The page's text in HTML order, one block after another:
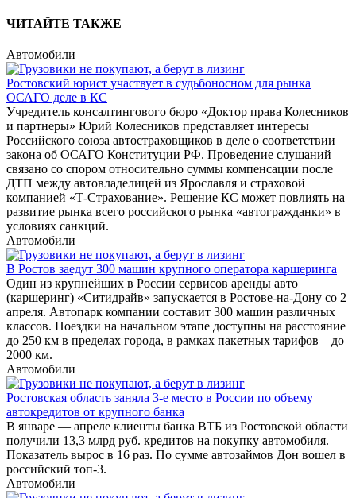
ЧИТАЙТЕ ТАКЖЕ
Автомобили
Ростовский юрист участвует в судьбоносном для рынка
ОСАГО деле в КС
Учредитель консалтингового бюро «Доктор права Колесников
и партнеры» Юрий Колесников представляет интересы
Российского союза автостраховщиков в деле о соответствии
закона об ОСАГО Конституции РФ. Проведение слушаний
связано со спором относительно суммы компенсации после
ДТП между автовладелицей из Ярославля и страховой
компанией «Т-Страхование». Решение КС может повлиять на
развитие рынка всего российского рынка «автогражданки» в
условиях санкций.
Автомобили
В Ростов заедут 300 машин крупного оператора каршеринга
Один из крупнейших в России сервисов аренды авто
(каршеринг) «Ситидрайв» запускается в Ростове-на-Дону со 2
апреля. Автопарк компании составит 300 машин различных
классов. Поездки на начальном этапе доступны на расстояние
до 250 км в пределах города, в рамках пакетных тарифов – до
2000 км.
Автомобили
Ростовская область заняла 3-е место в России по объему
автокредитов от крупного банка
В январе — апреле клиенты банка ВТБ из Ростовской области
получили 13,3 млрд руб. кредитов на покупку автомобиля.
Показатель вырос в 16 раз. По сумме автозаймов Дон вошел в
российский топ-3.
Автомобили